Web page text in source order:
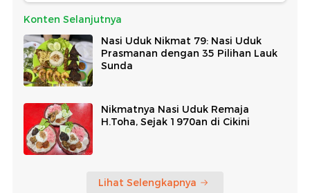
Konten Selanjutnya
Nasi Uduk Nikmat 79: Nasi Uduk
Prasmanan dengan 35 Pilihan Lauk
Sunda
Nikmatnya Nasi Uduk Remaja
H.Toha, Sejak 1970an di Cikini
Lihat Selengkapnya